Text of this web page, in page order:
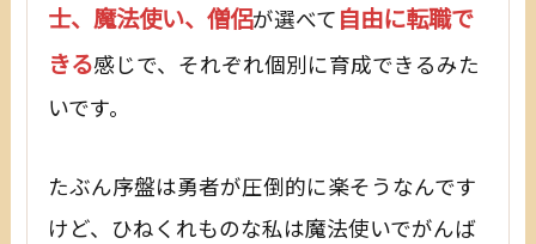
士、魔法使い、僧侶が選べて 自由に転職で
きる感じで、それぞれ個別に育成できるみた
いです。
たぶん序盤は勇者が圧倒的に楽そうなんです
けど、ひねくれものな私は魔法使いでがんば